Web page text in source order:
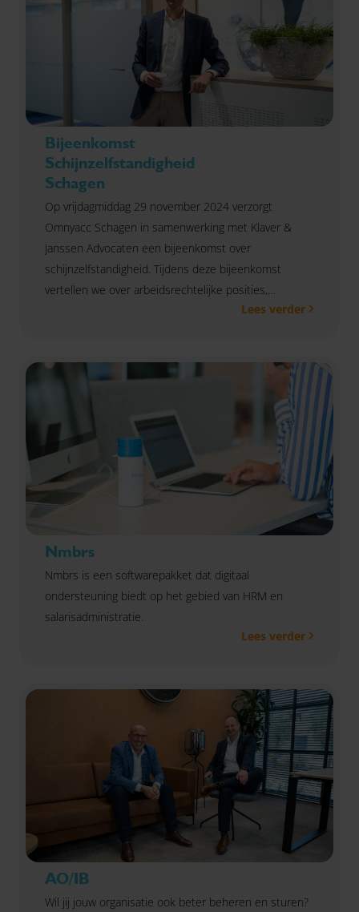
Bijeenkomst
Schijnzelfstandigheid
Schagen
Op vrijdagmiddag 29 november 2024 verzorgt
Omnyacc Schagen in samenwerking met Klaver &
Janssen Advocaten een bijeenkomst over
schijnzelfstandigheid. Tijdens deze bijeenkomst
vertellen we over arbeidsrechtelijke posities,
(verkapte) dienstverbanden, VBAR, handhaving door
over dit onderwerp en eventuele onrust zo veel
mogelijk weg te nemen. Kom jij ook? Meld je dan
Lees verder
Nmbrs
Nmbrs is een softwarepakket dat digitaal
ondersteuning biedt op het gebied van HRM en
salarisadministratie.
Lees verder
AO/IB
Wil jij jouw organisatie ook beter beheren en sturen?